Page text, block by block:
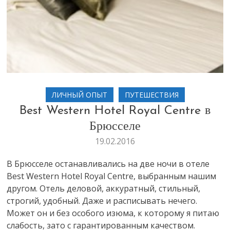
ЛИЧНЫЙ ОПЫТ ПУТЕШЕСТВИЯ
Best Western Hotel Royal Centre в
Брюсселе
19.02.2016
В Брюсселе останавливались на две ночи в отеле
Best Western Hotel Royal Centre, выбранным нашим
другом. Отель деловой, аккуратный, стильный,
строгий, удобный. Даже и расписывать нечего.
Может он и без особого изюма, к которому я питаю
слабость, зато с гарантированным качеством.